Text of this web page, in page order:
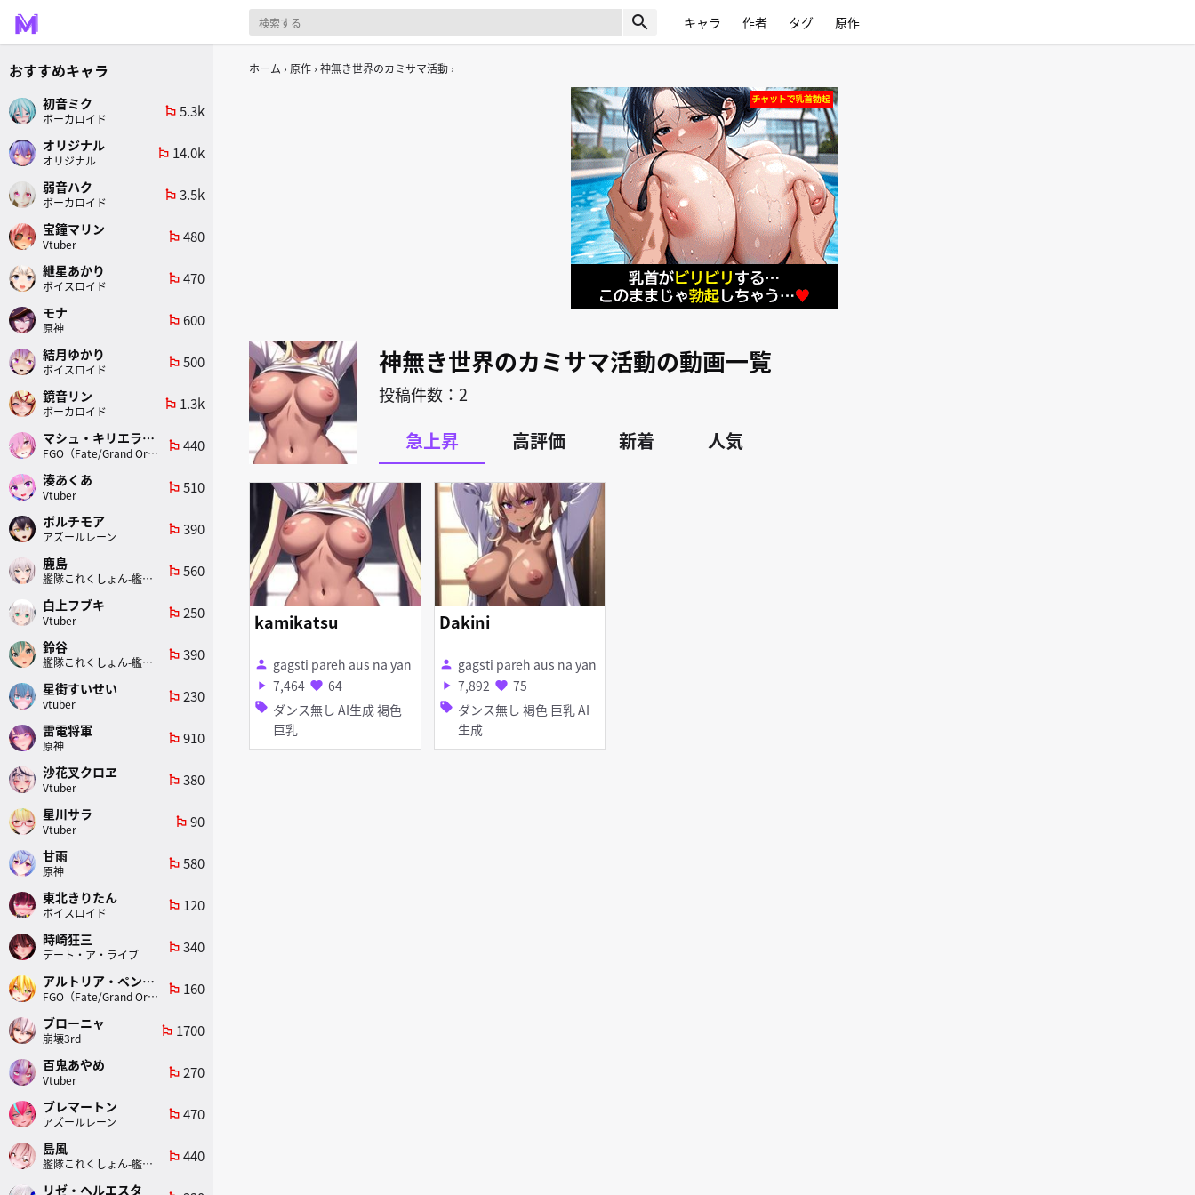
search キャラ 作者 タグ 原作
ホーム 原作 神無き世界のカミサマ活動
神無き世界のカミサマ活動の動画一覧
投稿件数：2
急上昇 高評価 新着 人気
kamikatsu
person gagsti pareh aus na yan
play_arrow 7,464 favorite 64
sell ダンス無し AI生成 褐色
巨乳
Dakini
person gagsti pareh aus na yan
play_arrow 7,892 favorite 75
sell ダンス無し 褐色 巨乳 AI
生成
おすすめキャラ
初音ミク
ボーカロイド
emoji_flags 5.3k
オリジナル
オリジナル
emoji_flags 14.0k
弱音ハク
ボーカロイド
emoji_flags 3.5k
宝鐘マリン
Vtuber
emoji_flags 480
紲星あかり
ボイスロイド
emoji_flags 470
モナ
原神
emoji_flags 600
結月ゆかり
ボイスロイド
emoji_flags 500
鏡音リン
ボーカロイド
emoji_flags 1.3k
マシュ・キリエライト
FGO（Fate/Grand Order）
emoji_flags 440
湊あくあ
Vtuber
emoji_flags 510
ボルチモア
アズールレーン
emoji_flags 390
鹿島
艦隊これくしょん-艦これ-
emoji_flags 560
白上フブキ
Vtuber
emoji_flags 250
鈴谷
艦隊これくしょん-艦これ-
emoji_flags 390
星街すいせい
vtuber
emoji_flags 230
雷電将軍
原神
emoji_flags 910
沙花叉クロヱ
Vtuber
emoji_flags 380
星川サラ
Vtuber
emoji_flags 90
甘雨
原神
emoji_flags 580
東北きりたん
ボイスロイド
emoji_flags 120
時崎狂三
デート・ア・ライブ
emoji_flags 340
アルトリア・ペンドラゴン(ランサー)
FGO（Fate/Grand Order）
emoji_flags 160
ブローニャ
崩壊3rd
emoji_flags 1700
百鬼あやめ
Vtuber
emoji_flags 270
ブレマートン
アズールレーン
emoji_flags 470
島風
艦隊これくしょん-艦これ-
emoji_flags 440
リゼ・ヘルエスタ